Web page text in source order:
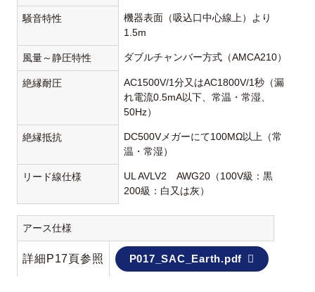
騒音特性
機器表面（吸込口中心線上）より
1.5m
風量～静圧特性 ダブルチャンバー方式（AMCA210）
絶縁耐圧
AC1500V/1分又はAC1800V/1秒（漏
れ電流0.5mA以下、常温・常湿、
50Hz）
絶縁抵抗
DC500Vメガーにて100MΩ以上（常
温・常湿）
リード線仕様
UL AVLV2 AWG20（100V級：黒
200級：白又は灰）
アース仕様
詳細P17頁参照 P017_SAC_Earth.pdf